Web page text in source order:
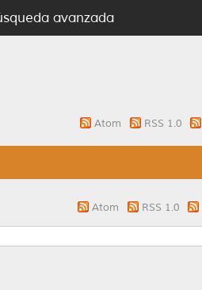
avanzada
Atom RSS 1.0
Atom RSS 1.0